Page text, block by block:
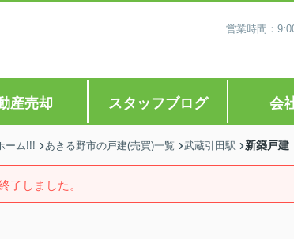
営業時間：
産売却 スタッフブログ 会
ーム!!! あきる野市の戸建(売買)一覧 武蔵引田駅 新築戸
了しました。